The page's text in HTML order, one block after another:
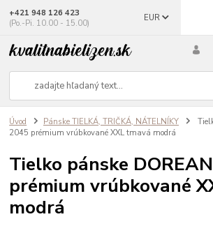
EUR
+421 948 126 423
(Po.-Pi. 10.00 - 15.00)
Úvod Pánske TIELKÁ, TRIČKÁ, NÁTELNÍKY
2045 prémium vrúbkované XXL tmavá modrá
Tielko pánske
prémium vrúbkované
modrá